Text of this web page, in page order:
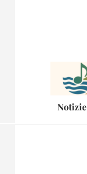
Notizie